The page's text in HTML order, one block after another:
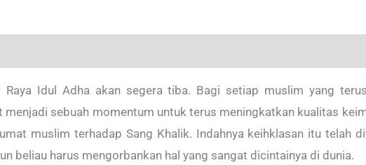
Idul Adha akan segera tiba. Bagi setiap muslim yang
menjadi sebuah momentum untuk terus meningkatkan kualitas
muslim terhadap Sang Khalik. Indahnya keihklasan itu telah
beliau harus mengorbankan hal yang sangat dicintainya di dunia.